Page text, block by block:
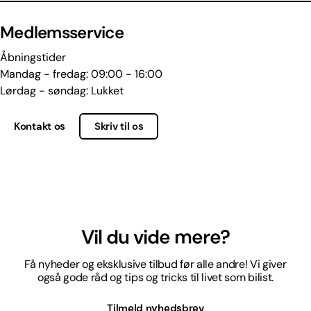
Medlemsservice
Åbningstider
Mandag - fredag: 09:00 - 16:00
Lørdag - søndag: Lukket
Kontakt os Skriv til os
Vil du vide mere?
Få nyheder og eksklusive tilbud før alle andre! Vi giver
også gode råd og tips og tricks til livet som bilist.
Tilmeld nyhedsbrev